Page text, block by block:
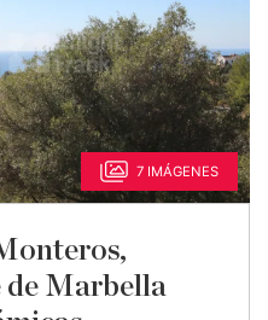
7 IMÁGENES
de Marbella